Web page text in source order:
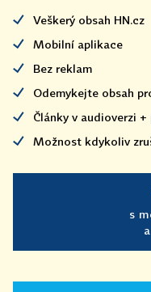
Veškerý obsah HN.cz
Mobilní aplikace
Bez reklam
Odemykejte obsah
Články v audioverzi
Možnost kdykoliv
s